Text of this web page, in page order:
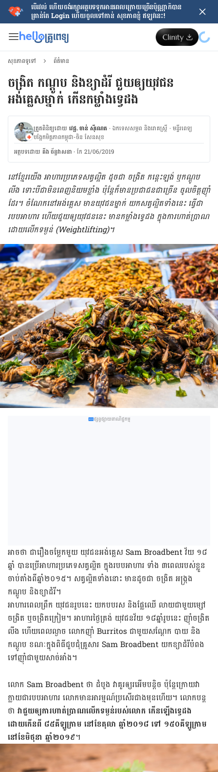
បើរវល់ ហើយចង់​រក្សាអត្ថបទទុកអានពេលក្រោយ​ច្រើនប៉ុណ្ណាក៏បាន
គ្រាន់តែ​ Login ហើយចូលទៅកាន់ សុខភាពខ្ញុំ ឥឡូវនេះ!
សុខភាពទូទៅ ព័ត៌មាន
ចង្រិត កណ្ដូប និង​ខ្យាដំរី ជួយឲ្យយុវជន
អង់គ្លេសម្នាក់ កើនកម្លាំងទ្វេដង
ត្រួតពិនិត្យដោយ វេជ្ជ. ចាន់ ស៊ីណេត ·ឯកទេសសម្ភព និងរោគស្ត្រី ·ម​ន្ទីរពេទ្យ
បង្អែកមិត្តភាពកម្ពុជា-ចិន សែនសុខ
អត្ថបទ​ដោយ គីង ច័ន្ទវាសនា​ · កែ 21/06/2019
នៅ​ខ្មែរយើង អាហារ​ប្រភេទ​សត្វល្អិត ដូចជា ចង្រិត កន្ដេះឡង់ ឬ​កណ្ដូប​
លីង ទោះបីជា​មិន​ពេញនិយម​ខ្លាំង ប៉ុន្ដែ​ក៏មាន​ប្រជាជន​ជាច្រើន ចូលចិត្ត​ញ៉ាំ
ដែរ។ ចំណែក​នៅ​អង់គ្លេស មាន​យុវជន​ម្នាក់ យក​សត្វ​ល្អិត​ទាំង​នេះ ធ្វើជា​
របប​អាហារ ហើយ​ជួយ​ឲ្យ​យុវជន​នេះ មាន​កម្លាំង​ទ្វេដង ក្នុង​ការ​ហាត់ប្រាណ​
ដោយ​លើកទម្ងន់ (Weightlifting)។
ផ្សព្វផ្សាយពាណិជ្ជកម្ម
អាចថា ជារឿង​ចម្លែក​មួយ យុវជន​អង់គ្លេស Sam Broadbent វ័យ ១៨​
ឆ្នាំ បាន​ប្រើ​អាហារ​ប្រភេទ​សត្វល្អិត ក្នុង​របប​អាហារ ទាំង ៣​ពេល​របស់​ខ្លួន
ចាប់តាំង​ពី​ឆ្នាំ​២០១៥។ សត្វ​ល្អិត​ទាំង​នោះ មាន​ដូចជា ចង្រិត អង្ក្រង
កណ្ដូប និង​ខ្យាដំរី។
អាហារពេល​ព្រឹក យុវជន​រូប​នេះ យក​បបរស និង​ផ្លែឈើ លាយ​ជាមួយ​ម្សៅ​
ចង្រិត ឬ​ចង្រិត​ក្រៀម។ អាហារ​ថ្ងៃត្រង់ យុវជន​វ័យ ១៨​ឆ្នាំ​រូប​នេះ ញ៉ាំ​ចង្រិត​
លីង ហើយ​ពេល​ល្ងាច លោក​ញ៉ាំ Burritos ជាមួយ​សណ្ដែក បាយ និង​
កណ្ដូប ខណៈ​ក្នុង​ពិធី​ជួបជុំ​គ្រួសារ Sam Broadbent យក​ខ្យាដំរី​បំពង
ទៅ​ញ៉ាំ​ជាមួយ​សាច់អាំង។
លោក Sam Broadbent ថា ដំបូង វាគួរឲ្យ​រអើម​បន្ដិច ប៉ុន្ដែ​ក្រោយវា​
ក្លាយ​ជារបបអាហារ លោក​មានអារម្មណ៍​ប្រសើរជាងមុន​ហើយ។ លោក​បន្ដ​
ថា វាជួយ​ឲ្យ​ការ​ហាត់ប្រាណ​លើក​ទម្ងន់​របស់​លោក កើនឡើង​ទ្វេដង
ដោយ​កើនពី ៨៥​គីឡូក្រាម នៅ​ខែ​តុលា ឆ្នាំ​២០១៨ ទៅ ១៥០​គីឡូក្រាម
នៅ​ខែ​មិថុនា ឆ្នាំ​២០១៩​។